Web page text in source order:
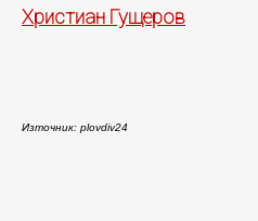
Христиан Гущеров
Източник: plovdiv24